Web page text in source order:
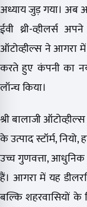
अध्याय जुड़ गया। अब
ईवी थ्री-व्हीलर्स
ऑटोव्हील्स ने आगरा
करते हुए कंपनी का
लॉन्च किया।
श्री बालाजी
के उत्पाद स्टॉर्म,
उच्च गुणवत्ता,
हैं। आगरा में यह
बल्कि शहरवासियों